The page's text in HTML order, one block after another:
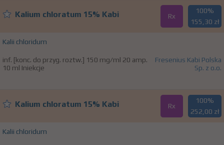
Kalium chloratum 15% Kabi Rx
100%
155,30 zł
Kalii chloridum
inf. [konc. do przyg. roztw.] 150 mg/ml 20 amp.
10 ml Iniekcje
Fresenius Kabi Polska
Sp. z o.o.
Kalium chloratum 15% Kabi Rx
100%
252,00 zł
Kalii chloridum